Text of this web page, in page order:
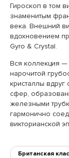
Гироскоп в том
знаменитым
века. Внешний
вдохновением
Gyro & Crystal.
Вся коллекция —
нарочитой
кристаллы
сфер,
железными
гармонично
викторианской
Британская